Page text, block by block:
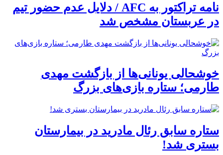
نامه تراکتور به AFC / دلایل عدم حضور تیم
در عربستان مشخص شد
خوشحالی یونانی‌ها از بازگشت مهدی
طارمی؛ ستاره بازی‌های بزرگ
ستاره سابق رئال مادرید در بیمارستان
بستری شد!